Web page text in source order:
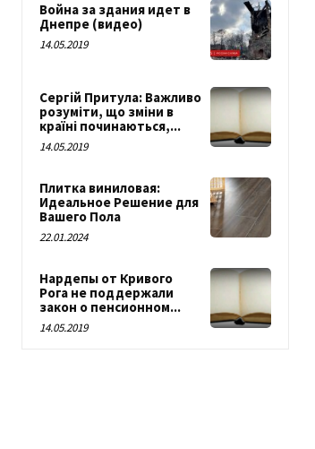
Война за здания идет в
Днепре (видео)
14.05.2019
Сергій Притула: Важливо
розуміти, що зміни в
країні починаються,...
14.05.2019
Плитка виниловая:
Идеальное Решение для
Вашего Пола
22.01.2024
Нардепы от Кривого
Рога не поддержали
закон о пенсионном...
14.05.2019